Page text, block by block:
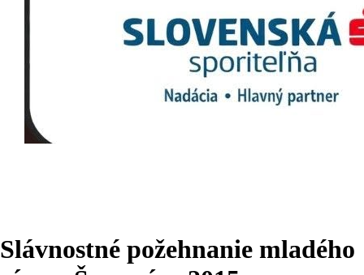
Slávnostné požehnanie mladého